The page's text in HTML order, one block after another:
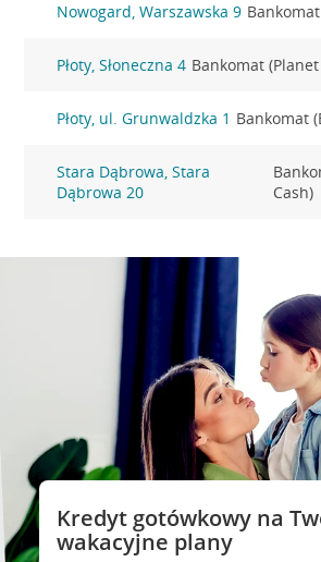
Nowogard, Warszawska 9
Płoty, Słoneczna 4 Bankomat
Płoty, ul. Grunwaldzka 1 Bankomat
Stara Dąbrowa, Stara
Dąbrowa 20
Cash)
Kredyt gotówkowy na
wakacyjne plany